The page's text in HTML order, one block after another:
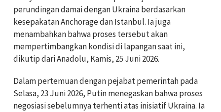
perundingan damai dengan Ukraina berdasarkan
kesepakatan Anchorage dan Istanbul. Ia juga
menambahkan bahwa proses tersebut akan
mempertimbangkan kondisi di lapangan saat ini,
dikutip dari Anadolu, Kamis, 25 Juni 2026.
Dalam pertemuan dengan pejabat pemerintah pada
Selasa, 23 Juni 2026, Putin menegaskan bahwa proses
negosiasi sebelumnya terhenti atas inisiatif Ukraina. Ia